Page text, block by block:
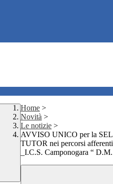
Home >
Novità >
Le notizie >
AVVISO UNICO per la
TUTOR nei percorsi
_I.C.S. Camponogara “